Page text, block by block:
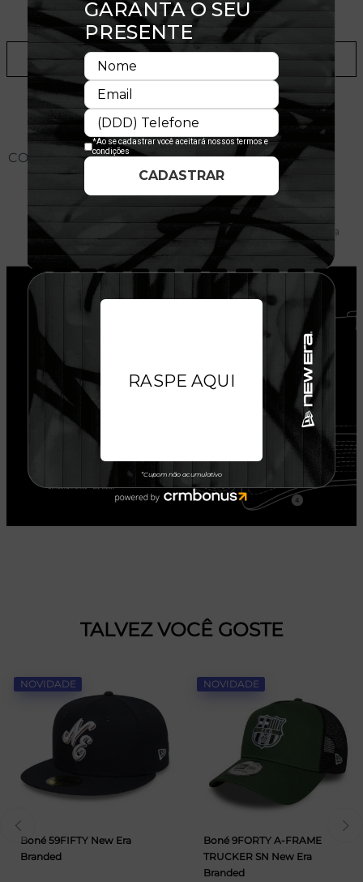
LOJAS
ADICIONAR A LISTA DE DESEJOS
CONHEÇA O MODELO DO BONÉ
TALVEZ VOCÊ GOSTE
NOVIDADE
Boné 59FIFTY New Era
Branded
NOVIDADE
Boné 9FORTY A-FRAME
TRUCKER SN New Era
Branded